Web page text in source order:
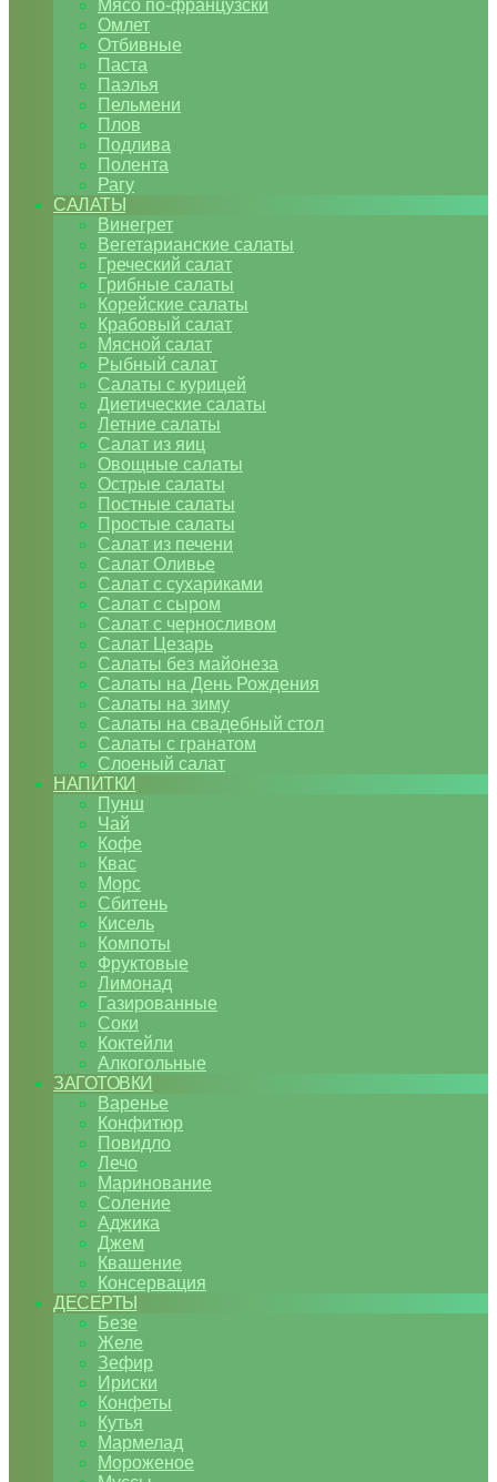
Мясо по-французски
Омлет
Отбивные
Паста
Паэлья
Пельмени
Плов
Подлива
Полента
Рагу
САЛАТЫ
Винегрет
Вегетарианские салаты
Греческий салат
Грибные салаты
Корейские салаты
Крабовый салат
Мясной салат
Рыбный салат
Салаты с курицей
Диетические салаты
Летние салаты
Салат из яиц
Овощные салаты
Острые салаты
Постные салаты
Простые салаты
Салат из печени
Салат Оливье
Салат с сухариками
Салат с сыром
Салат с черносливом
Салат Цезарь
Салаты без майонеза
Салаты на День Рождения
Салаты на зиму
Салаты на свадебный стол
Салаты с гранатом
Слоеный салат
НАПИТКИ
Пунш
Чай
Кофе
Квас
Морс
Сбитень
Кисель
Компоты
Фруктовые
Лимонад
Газированные
Соки
Коктейли
Алкогольные
ЗАГОТОВКИ
Варенье
Конфитюр
Повидло
Лечо
Маринование
Соление
Аджика
Джем
Квашение
Консервация
ДЕСЕРТЫ
Безе
Желе
Зефир
Ириски
Конфеты
Кутья
Мармелад
Мороженое